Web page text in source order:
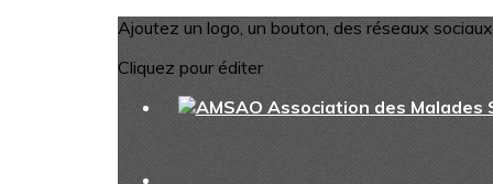
Ajoutez un logo, un bouton, des réseaux sociaux
Cliquez pour éditer